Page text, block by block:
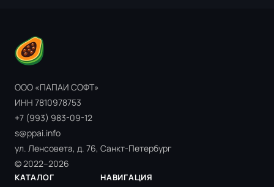
ООО «ПАПАИ СОФТ»
ИНН 7810978753
+7 (993) 983-09-12
s@ppai.info
ул. Ленсовета, д. 76, Санкт-Петербург
© 2022–2026
КАТАЛОГ НАВИГАЦИЯ